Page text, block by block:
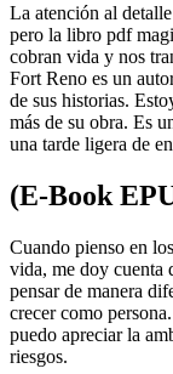
La atención al
pero la libro pdf
cobran vida y nos
Fort Reno es un
de sus historias.
más de su obra. Es
una tarde ligera de
(E-Book
Cuando pienso en
vida, me doy cuenta
pensar de manera
crecer como
puedo apreciar la
riesgos.